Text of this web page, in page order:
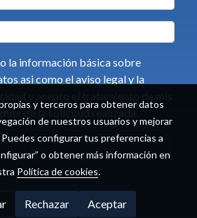
y la
de la solicitud realizada.
Enviar
y terceros para obtener datos
de nuestros usuarios y mejorar
configurar tus preferencias a
o obtener más información en
Política de cookies.
Rechazar Aceptar